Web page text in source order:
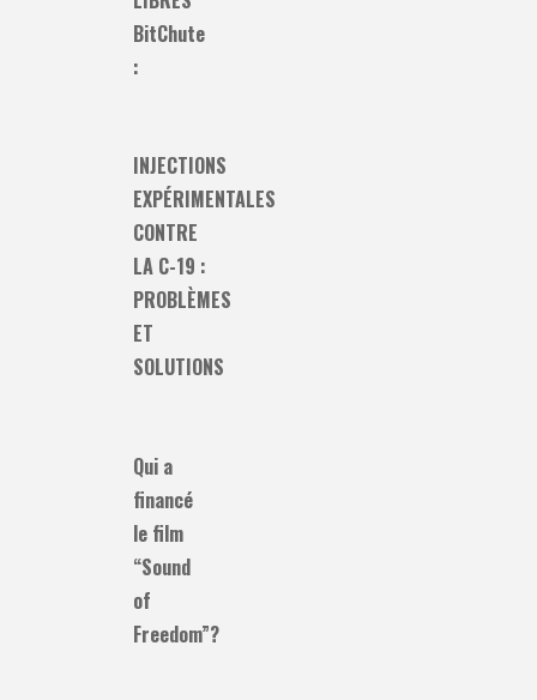
BitChute
:
INJECTIONS
EXPÉRIMENTALES
CONTRE
LA C-19 :
PROBLÈMES
ET
SOLUTIONS
Qui a
financé
le film
“Sound
of
Freedom”?